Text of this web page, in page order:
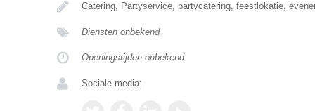
Catering, Partyservice, partycatering, feestlokatie,
Diensten onbekend
Openingstijden onbekend
Sociale media: